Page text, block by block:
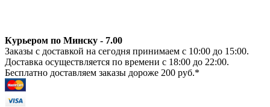
Курьером по Минску - 7.00
Заказы с доставкой на сегодня принимаем с 10:00 до 15:00.
Доставка осуществляется по времени с 18:00 до 22:00.
Бесплатно доставляем заказы дороже 200 руб.*